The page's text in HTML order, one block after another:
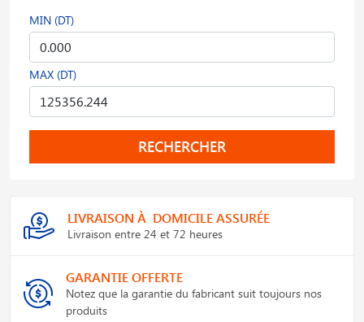
MIN (DT)
MAX (DT)
RECHERCHER
LIVRAISON À DOMICILE ASSURÉE
Livraison entre 24 et 72 heures
GARANTIE OFFERTE
Notez que la garantie du fabricant suit toujours nos
produits